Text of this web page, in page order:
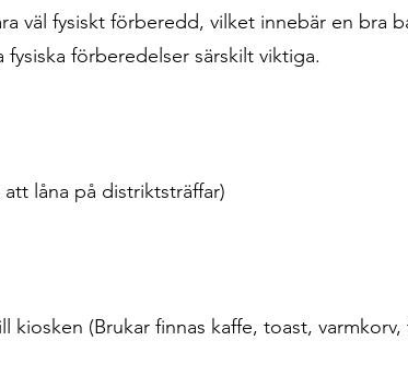
väl fysiskt förberedd, vilket innebär en bra
förberedelser särskilt viktiga.
låna på distriktsträffar)
kiosken (Brukar finnas kaffe, toast,